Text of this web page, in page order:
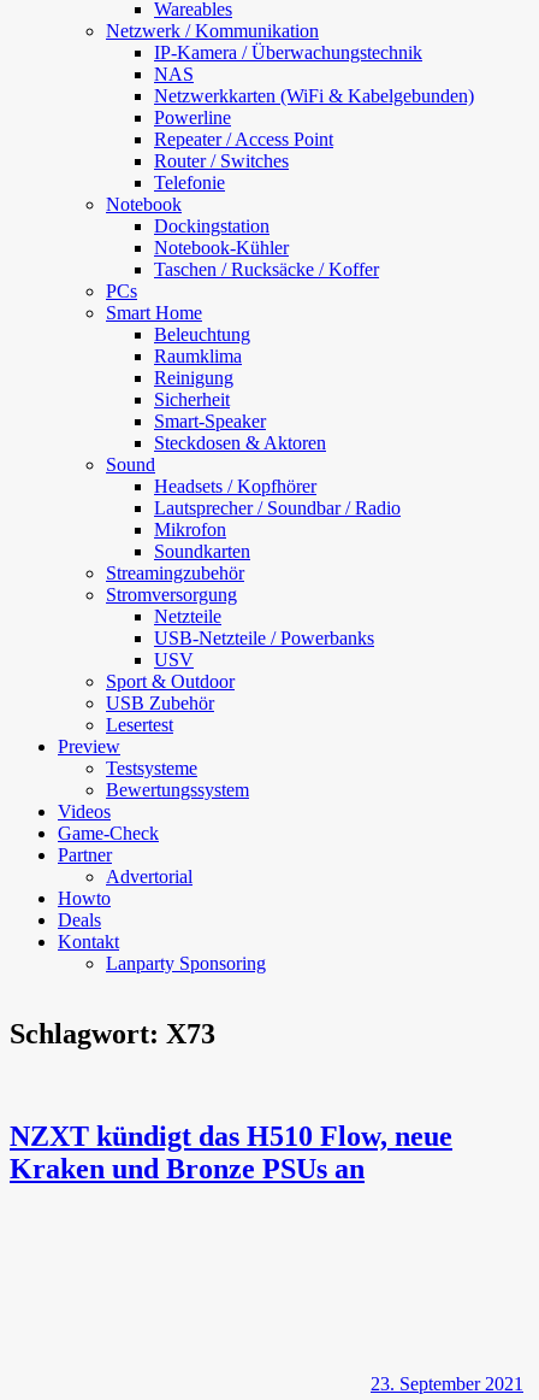
Wareables
Netzwerk / Kommunikation
IP-Kamera / Überwachungstechnik
NAS
Netzwerkkarten (WiFi & Kabelgebunden)
Powerline
Repeater / Access Point
Router / Switches
Telefonie
Notebook
Dockingstation
Notebook-Kühler
Taschen / Rucksäcke / Koffer
PCs
Smart Home
Beleuchtung
Raumklima
Reinigung
Sicherheit
Smart-Speaker
Steckdosen & Aktoren
Sound
Headsets / Kopfhörer
Lautsprecher / Soundbar / Radio
Mikrofon
Soundkarten
Streamingzubehör
Stromversorgung
Netzteile
USB-Netzteile / Powerbanks
USV
Sport & Outdoor
USB Zubehör
Lesertest
Preview
Testsysteme
Bewertungssystem
Videos
Game-Check
Partner
Advertorial
Howto
Deals
Kontakt
Lanparty Sponsoring
Schlagwort: X73
NZXT kündigt das H510 Flow, neue
Kraken und Bronze PSUs an
23. September 2021